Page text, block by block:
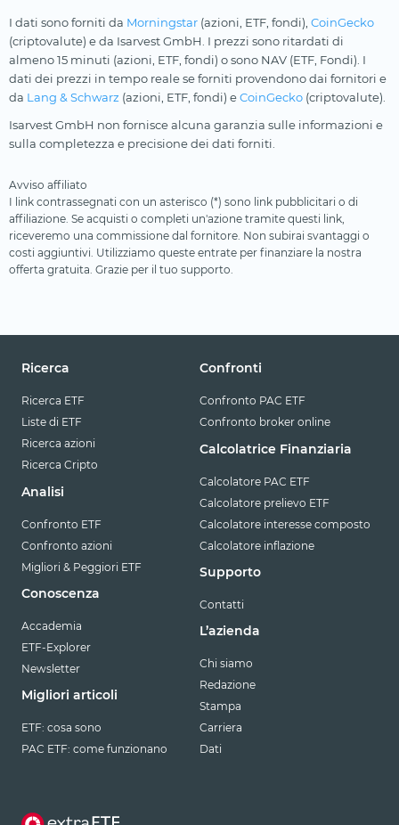
I dati sono forniti da Morningstar (azioni, ETF, fondi), CoinGecko
(criptovalute) e da Isarvest GmbH. I prezzi sono ritardati di
almeno 15 minuti (azioni, ETF, fondi) o sono NAV (ETF, Fondi). I
dati dei prezzi in tempo reale se forniti provendono dai fornitori e
da Lang & Schwarz (azioni, ETF, fondi) eCoinGecko (criptovalute).
Isarvest GmbH non fornisce alcuna garanzia sulle informazioni e
sulla completezza e precisione dei dati forniti.
Avviso affiliato
I link contrassegnati con un asterisco (*) sono link pubblicitari o di
affiliazione. Se acquisti o completi un'azione tramite questi link,
riceveremo una commissione dal fornitore. Non subirai svantaggi o
costi aggiuntivi. Utilizziamo queste entrate per finanziare la nostra
offerta gratuita. Grazie per il tuo supporto.
Ricerca
Ricerca ETF
Liste di ETF
Ricerca azioni
Ricerca Cripto
Analisi
Confronto ETF
Confronto azioni
Migliori & Peggiori ETF
Conoscenza
Accademia
ETF-Explorer
Newsletter
Migliori articoli
ETF: cosa sono
PAC ETF: come funzionano
Confronti
Confronto PAC ETF
Confronto broker online
Calcolatrice Finanziaria
Calcolatore PAC ETF
Calcolatore prelievo ETF
Calcolatore interesse composto
Calcolatore inflazione
Supporto
Contatti
L’azienda
Chi siamo
Redazione
Stampa
Carriera
Dati